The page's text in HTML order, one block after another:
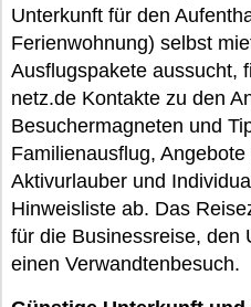
Unterkunft für den
Ferienwohnung) selbst
Ausflugspakete aussucht,
netz.de Kontakte zu den
Besuchermagneten und
Familienausflug,
Aktivurlauber und
Hinweisliste ab. Das
für die Businessreise, den
einen Verwandtenbesuch.